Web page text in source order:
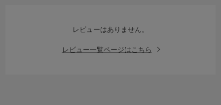
レビューはありません。
レビュー一覧ページはこちら